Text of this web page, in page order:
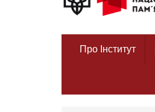
Про Інститут